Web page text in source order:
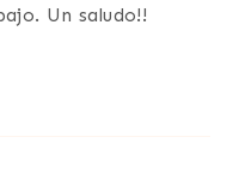
Un saludo!!